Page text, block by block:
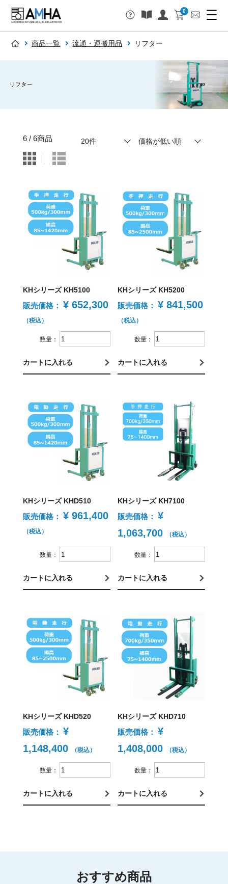
0
商品一覧 流通・運搬用品 リフター
6 / 6商品 表示件数
20件 並び順
価格が低い順
KHシリーズ KH5100
販売価格： ¥ 652,300
（税込）
数量：
カートに入れる
KHシリーズ KH5200
販売価格： ¥ 841,500
（税込）
数量：
カートに入れる
KHシリーズ KHD510
販売価格： ¥ 961,400
（税込）
数量：
カートに入れる
KHシリーズ KH7100
販売価格： ¥
1,063,700
（税込）
数量：
カートに入れる
KHシリーズ KHD520
販売価格： ¥
1,148,400
（税込）
数量：
カートに入れる
KHシリーズ KHD710
販売価格： ¥
1,408,000
（税込）
数量：
カートに入れる
おすすめ商品